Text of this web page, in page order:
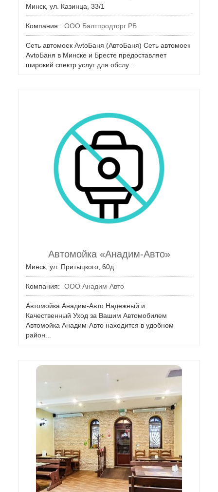
Минск, ул. Казинца, 33/1
Компания: ООО Балтпродторг РБ
Сеть автомоек AvtoБаня (АвтоБаня) Сеть автомоек
АvtoБаня в Минске и Бресте предоставляет
широкий спектр услуг для обслу...
Автомойка «Анадим-Авто»
Минск, ул. Притыцкого, 60д
Компания: ООО Анадим-Авто
Автомойка Анадим-Авто Надежный и
Качественный Уход за Вашим Автомобилем
Автомойка Анадим-Авто находится в удобном
район...